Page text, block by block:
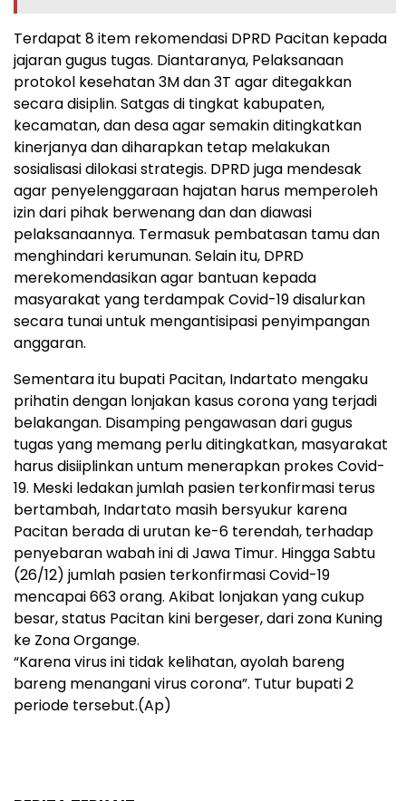
Terdapat 8 item rekomendasi DPRD Pacitan kepada
jajaran gugus tugas. Diantaranya, Pelaksanaan
protokol kesehatan 3M dan 3T agar ditegakkan
secara disiplin. Satgas di tingkat kabupaten,
kecamatan, dan desa agar semakin ditingkatkan
kinerjanya dan diharapkan tetap melakukan
sosialisasi dilokasi strategis. DPRD juga mendesak
agar penyelenggaraan hajatan harus memperoleh
izin dari pihak berwenang dan dan diawasi
pelaksanaannya. Termasuk pembatasan tamu dan
menghindari kerumunan. Selain itu, DPRD
merekomendasikan agar bantuan kepada
masyarakat yang terdampak Covid-19 disalurkan
secara tunai untuk mengantisipasi penyimpangan
anggaran.
Sementara itu bupati Pacitan, Indartato mengaku
prihatin dengan lonjakan kasus corona yang terjadi
belakangan. Disamping pengawasan dari gugus
tugas yang memang perlu ditingkatkan, masyarakat
harus disiiplinkan untum menerapkan prokes Covid-
19. Meski ledakan jumlah pasien terkonfirmasi terus
bertambah, Indartato masih bersyukur karena
Pacitan berada di urutan ke-6 terendah, terhadap
penyebaran wabah ini di Jawa Timur. Hingga Sabtu
(26/12) jumlah pasien terkonfirmasi Covid-19
mencapai 663 orang. Akibat lonjakan yang cukup
besar, status Pacitan kini bergeser, dari zona Kuning
ke Zona Organge.
“Karena virus ini tidak kelihatan, ayolah bareng
bareng menangani virus corona”. Tutur bupati 2
periode tersebut.(Ap)